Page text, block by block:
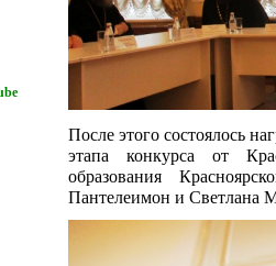
После этого состоялось
этапа конкурса от
образования
Пантелеимон и Светлана